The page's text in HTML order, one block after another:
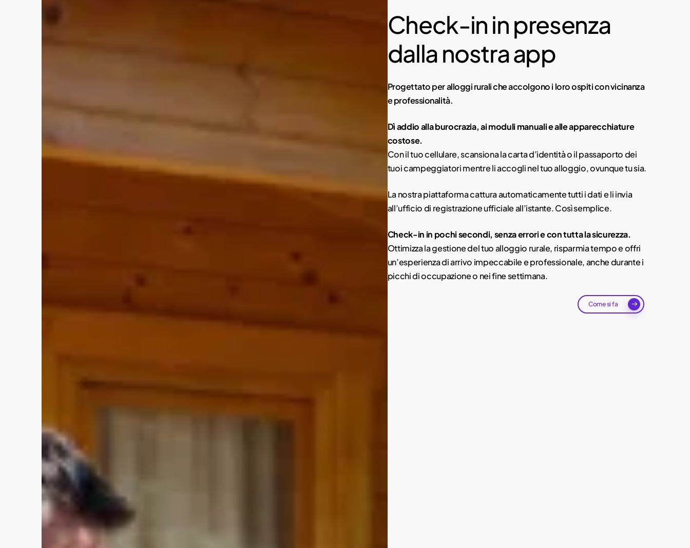
Check-in in presenza
dalla nostra app
Progettato per alloggi rurali che accolgono i loro ospiti con vicinanza
e professionalità.
Dì addio alla burocrazia, ai moduli manuali e alle apparecchiature
costose.
Con il tuo cellulare, scansiona la carta d’identità o il passaporto dei
tuoi campeggiatori mentre li accogli nel tuo alloggio, ovunque tu sia.
La nostra piattaforma cattura automaticamente tutti i dati e li invia
all’ufficio di registrazione ufficiale all’istante. Così semplice.
Check-in in pochi secondi, senza errori e con tutta la sicurezza.
Ottimizza la gestione del tuo alloggio rurale, risparmia tempo e offri
un’esperienza di arrivo impeccabile e professionale, anche durante i
picchi di occupazione o nei fine settimana.
Come si fa